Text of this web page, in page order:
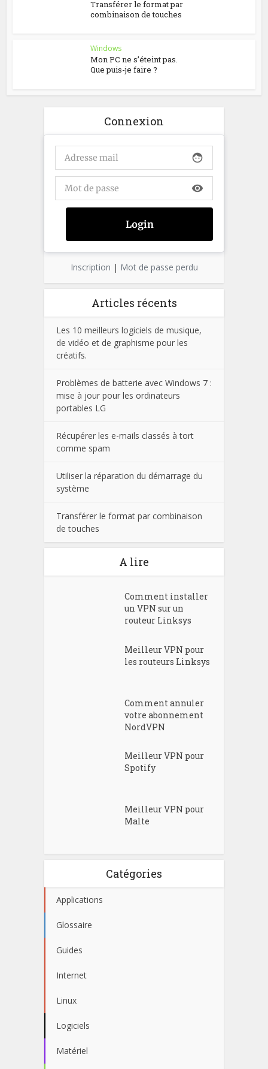
Transférer le format par
combinaison de touches
Windows
Mon PC ne s’éteint pas.
Que puis-je faire ?
Connexion
face
visibility
Inscription | Mot de passe perdu
Articles récents
Les 10 meilleurs logiciels de musique,
de vidéo et de graphisme pour les
créatifs.
Problèmes de batterie avec Windows 7 :
mise à jour pour les ordinateurs
portables LG
Récupérer les e-mails classés à tort
comme spam
Utiliser la réparation du démarrage du
système
Transférer le format par combinaison
de touches
A lire
Comment installer
un VPN sur un
routeur Linksys
Meilleur VPN pour
les routeurs Linksys
Comment annuler
votre abonnement
NordVPN
Meilleur VPN pour
Spotify
Meilleur VPN pour
Malte
Catégories
Applications
Glossaire
Guides
Internet
Linux
Logiciels
Matériel